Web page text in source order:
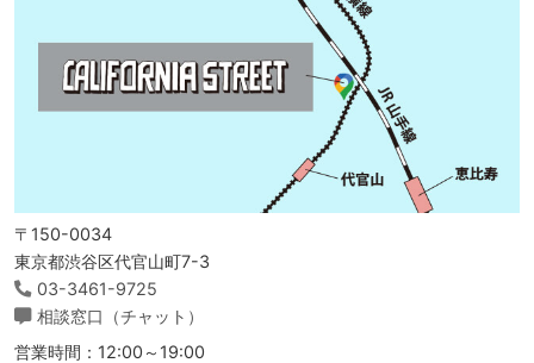
〒150-0034
東京都渋谷区代官山町7-3
03-3461-9725
相談窓口（チャット）
営業時間：12:00～19:00